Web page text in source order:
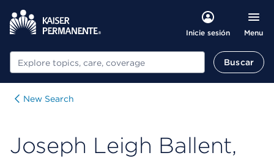
Inicie sesión Menu
Buscar Buscar
New Search
Joseph Leigh Ballent,